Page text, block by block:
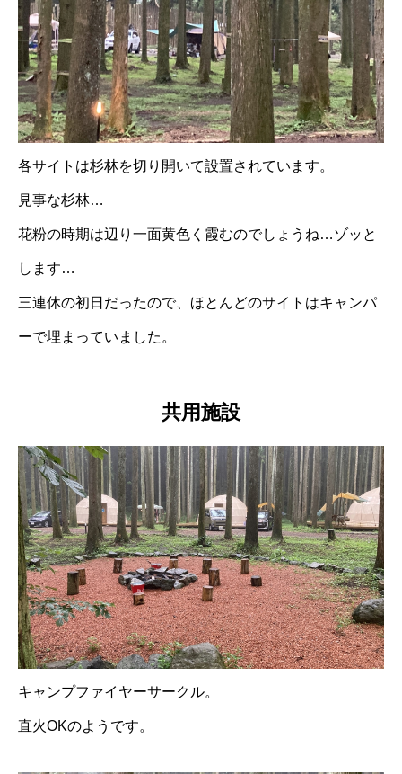
各サイトは杉林を切り開いて設置されています。
見事な杉林…
花粉の時期は辺り一面黄色く霞むのでしょうね…ゾッと
します…
三連休の初日だったので、ほとんどのサイトはキャンパ
ーで埋まっていました。
共用施設
キャンプファイヤーサークル。
直火OKのようです。